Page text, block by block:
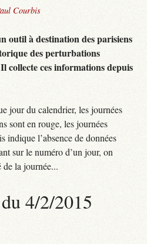
Courbis
outil à destination des parisiens
des perturbations
collecte ces informations depuis
jour du calendrier, les journées
sont en rouge, les journées
indique l’absence de données
sur le numéro d’un jour, on
de la journée...
4/2/2015